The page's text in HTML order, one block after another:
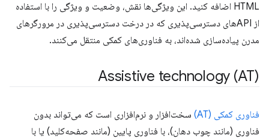
HTML اضافه کنید. این ویژگی‌ها نقش، وضعیت و ویژگی را با استفاده
از APIهای دسترسی‌پذیری که در درخت دسترسی‌پذیری در مرورگرهای
مدرن پیاده‌سازی شده‌اند، به فناوری‌های کمکی منتقل می‌کنند.
Assistive technology (AT)
فناوری کمکی (AT)
سخت‌افزار و نرم‌افزاری است که می‌تواند بدون
فناوری (مانند چوب دهان)، با فناوری پایین (مانند صفحه‌کلید) یا با